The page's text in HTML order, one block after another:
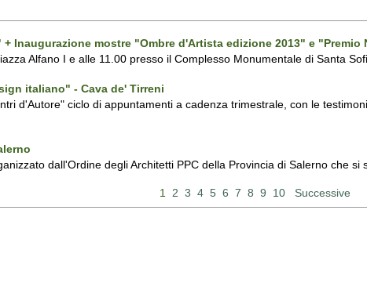
Inaugurazione mostre "Ombre d'Artista edizione 2013" e "Premio
Alfano I e alle 11.00 presso il Complesso Monumentale di Santa
italiano" - Cava de' Tirreni
d'Autore" ciclo di appuntamenti a cadenza trimestrale, con le
dall'Ordine degli Architetti PPC della Provincia di Salerno che
1 2 3 4 5 6 7 8 9 10 Successive